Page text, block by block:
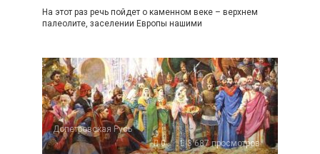
На этот раз речь пойдет о каменном веке – верхнем
палеолите, заселении Европы нашими
Допетровская Русь
0
3 687 просмотров